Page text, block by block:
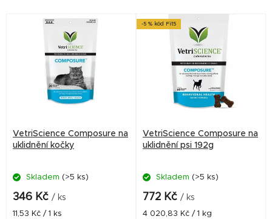
VetriScience Composure na
uklidnění kočky
Skladem (>5 ks)
346 Kč / ks
Měrná
11,53 Kč / 1 ks
-5 % kód Fit5
VetriScience Composure na
uklidnění psi 192g
Skladem (>5 ks)
772 Kč / ks
Měrná
4 020,83 Kč / 1 kg